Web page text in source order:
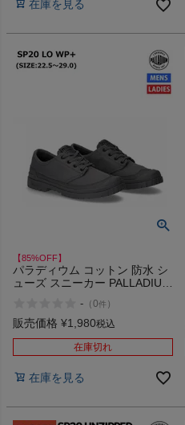
在庫を見る
【85%OFF】
パラディウム コットン 防水 シ
ューズ スニーカー PALLADIUM
- （0件 ）
販売価格 ¥1,980税込
在庫切れ
在庫を見る